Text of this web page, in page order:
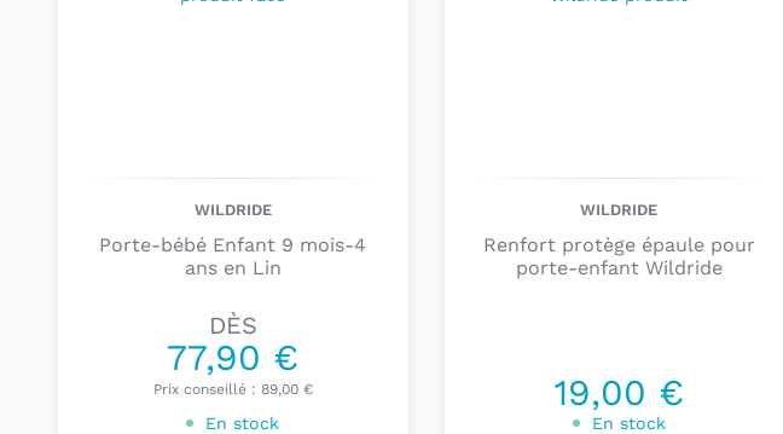
WILDRIDE
Porte-bébé Enfant 9 mois-4
ans en Lin
DÈS
77,90 €
Prix conseillé : 89,00 €
En stock
WILDRIDE
Renfort protège épaule pour
porte-enfant Wildride
19,00 €
En stock